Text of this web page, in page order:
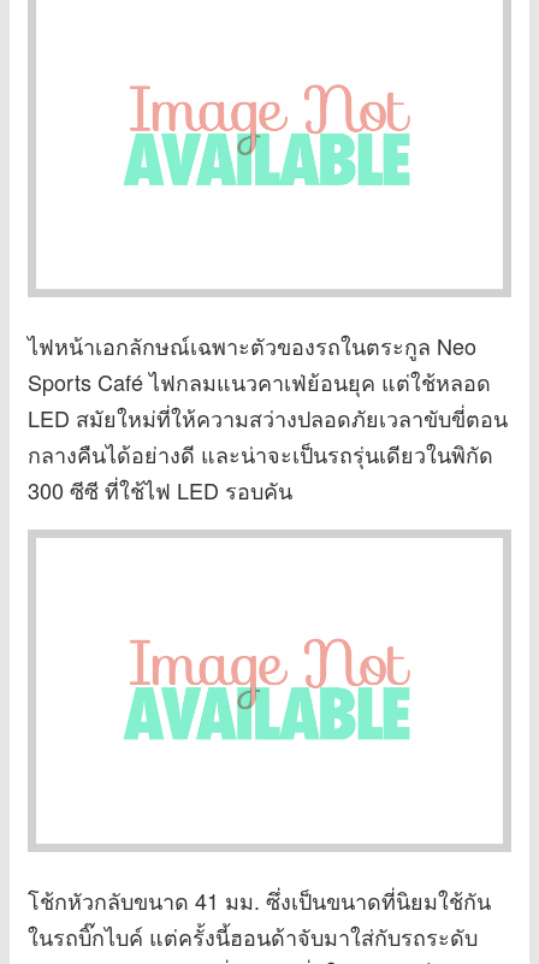
ไฟหน้าเอกลักษณ์เฉพาะตัวของรถในตระกูล Neo
Sports Café ไฟกลมแนวคาเฟ่ย้อนยุค แต่ใช้หลอด
LED สมัยใหม่ที่ให้ความสว่างปลอดภัยเวลาขับขี่ตอน
กลางคืนได้อย่างดี และน่าจะเป็นรถรุ่นเดียวในพิกัด
300 ซีซี ที่ใช้ไฟ LED รอบคัน
โช้กหัวกลับขนาด 41 มม. ซึ่งเป็นขนาดที่นิยมใช้กัน
ในรถบิ๊กไบค์ แต่ครั้งนี้ฮอนด้าจับมาใส่กับรถระดับ